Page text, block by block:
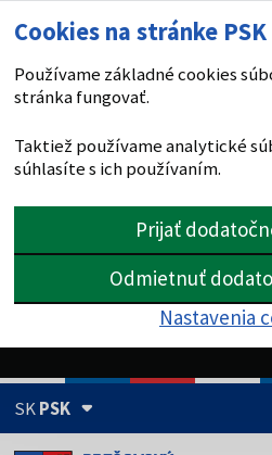
Cookies na stránke PSK
Používame základné cookies
stránka fungovať.
Taktiež používame analytické
súhlasíte s ich používaním.
Prijať
Odmietnuť
Nastavenia
SKPSK